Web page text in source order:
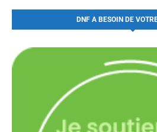
DNF A BESOIN DE